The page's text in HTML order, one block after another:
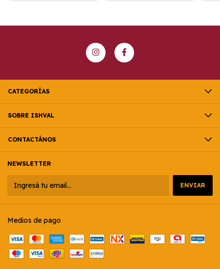
CATEGORÍAS
SOBRE ISHVAL
CONTACTÁNOS
NEWSLETTER
Medios de pago